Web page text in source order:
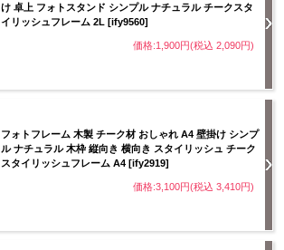
け 卓上 フォトスタンド シンプル ナチュラル チークスタ
イリッシュフレーム 2L [ify9560]
価格:1,900円(税込 2,090円)
フォトフレーム 木製 チーク材 おしゃれ A4 壁掛け シンプ
ル ナチュラル 木枠 縦向き 横向き スタイリッシュ チーク
スタイリッシュフレーム A4 [ify2919]
価格:3,100円(税込 3,410円)